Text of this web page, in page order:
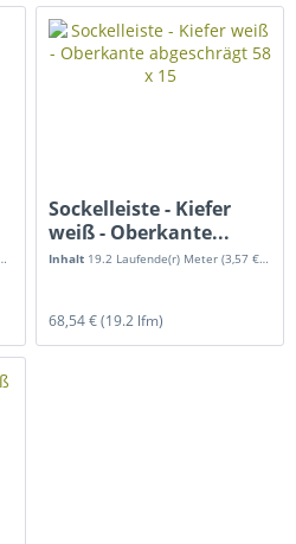
Sockelleiste - Kiefer
weiß - Oberkante...
Inhalt 19.2 Laufende(r) Meter(3,57 € * / 1 Laufende(r) Meter)
68,54 €(19.2 lfm)